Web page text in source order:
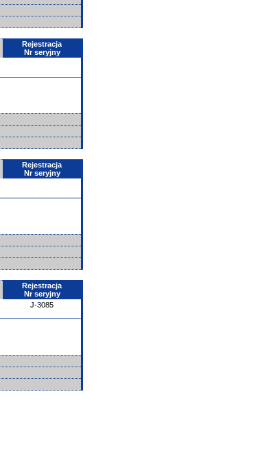
Rejestracja
Nr seryjny
Rejestracja
Nr seryjny
Rejestracja
Nr seryjny
J-3085